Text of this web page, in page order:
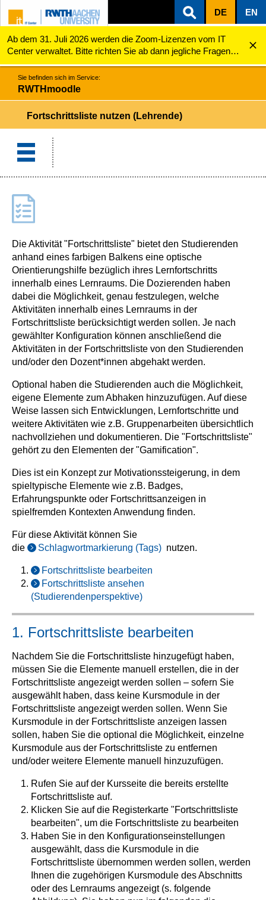
ZUM INHALTSBEREICH
ZUR HAUPTNAVIGATION
ZUR SUCHE
DE EN
Ab dem 31. Juli 2026 werden die Zoom-Lizenzen vom IT
Center verwaltet. Bitte richten Sie ab dann jegliche Fragen
zu den Zoom-Lizenzen (z.B. Probleme mit dem Login) an
servicedesk@itc.rwth-aachen.de.
RWTHmoodle Fortschrittsliste nutzen (Lehrende)
Sie befinden sich im Service:
RWTHmoodle
Fortschrittsliste nutzen (Lehrende)
Die Aktivität "Fortschrittsliste" bietet den Studierenden
anhand eines farbigen Balkens eine optische
Orientierungshilfe bezüglich ihres Lernfortschritts
innerhalb eines Lernraums. Die Dozierenden haben
dabei die Möglichkeit, genau festzulegen, welche
Aktivitäten innerhalb eines Lernraums in der
Fortschrittsliste berücksichtigt werden sollen. Je nach
gewählter Konfiguration können anschließend die
Aktivitäten in der Fortschrittsliste von den Studierenden
und/oder den Dozent*innen abgehakt werden.
Optional haben die Studierenden auch die Möglichkeit,
eigene Elemente zum Abhaken hinzuzufügen. Auf diese
Weise lassen sich Entwicklungen, Lernfortschritte und
weitere Aktivitäten wie z.B. Gruppenarbeiten übersichtlich
nachvollziehen und dokumentieren. Die "Fortschrittsliste"
gehört zu den Elementen der "Gamification".
Dies ist ein Konzept zur Motivationssteigerung, in dem
spieltypische Elemente wie z.B. Badges,
Erfahrungspunkte oder Fortschrittsanzeigen in
spielfremden Kontexten Anwendung finden.
Für diese Aktivität können Sie
die
Schlagwortmarkierung (Tags) nutzen.
Fortschrittsliste bearbeiten
Fortschrittsliste ansehen
(Studierendenperspektive)
1. Fortschrittsliste bearbeiten
Nachdem Sie die Fortschrittsliste hinzugefügt haben,
müssen Sie die Elemente manuell erstellen, die in der
Fortschrittsliste angezeigt werden sollen – sofern Sie
ausgewählt haben, dass keine Kursmodule in der
Fortschrittsliste angezeigt werden sollen. Wenn Sie
Kursmodule in der Fortschrittsliste anzeigen lassen
sollen, haben Sie die optional die Möglichkeit, einzelne
Kursmodule aus der Fortschrittsliste zu entfernen
und/oder weitere Elemente manuell hinzuzufügen.
Rufen Sie auf der Kursseite die bereits erstellte
Fortschrittsliste auf.
Klicken Sie auf die Registerkarte "Fortschrittsliste
bearbeiten", um die Fortschrittsliste zu bearbeiten
Haben Sie in den Konfigurationseinstellungen
ausgewählt, dass die Kursmodule in die
Fortschrittsliste übernommen werden sollen, werden
Ihnen die zugehörigen Kursmodule des Abschnitts
oder des Lernraums angezeigt (s. folgende